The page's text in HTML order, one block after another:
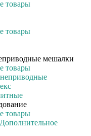
товары
товары
мешалки
товары
товары